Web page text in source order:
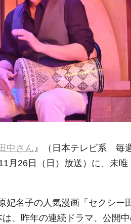
中さん』（日本テレビ系 毎
月26日（日）放送）に、未唯
妃名子の人気漫画「セクシー
、昨年の連続ドラマ、公開